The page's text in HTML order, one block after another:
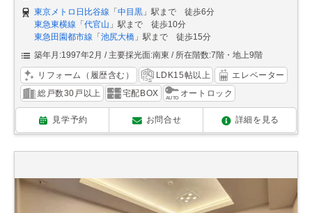
東京メトロ日比谷線 「 中目黒 」駅まで 徒歩6分
東急東横線 「 代官山 」駅まで 徒歩10分
東急田園都市線 「 池尻大橋 」駅まで 徒歩15分
築年月:1997年2月
主要採光面:南東 所在階数:7階・地上9階
リフォーム（履歴含む） LDK15帖以上
エレベーター
総戸数30戸以上
宅配BOX オートロック
見学予約 お問合せ 詳細を見る